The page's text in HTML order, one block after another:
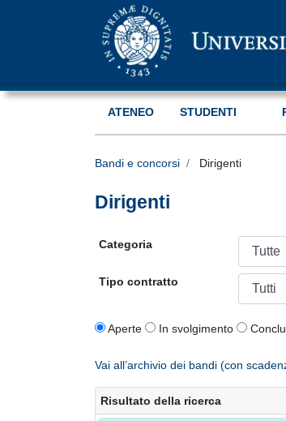
ATENEO STUDENTI
Bandi e concorsi Dirigenti
Dirigenti
Categoria
Tipo contratto
Aperte In svolgimento
Vai all’archivio dei bandi (con
Risultato della ricerca